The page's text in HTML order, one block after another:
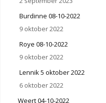
Burdinne 08-10-2022
9 oktober 2022
Roye 08-10-2022
9 oktober 2022
Lennik 5 oktober 2022
6 oktober 2022
Weert 04-10-2022